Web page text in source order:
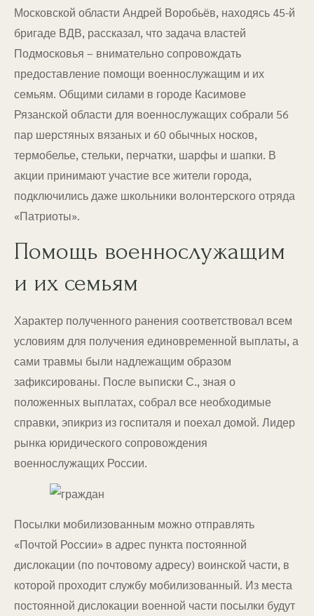
Московской области Андрей Воробьёв, находясь 45-й
бригаде ВДВ, рассказал, что задача властей
Подмосковья – внимательно сопровождать
предоставление помощи военнослужащим и их
семьям. Общими силами в городе Касимове
Рязанской области для военнослужащих собрали 56
пар шерстяных вязаных и 60 обычных носков,
термобелье, стельки, перчатки, шарфы и шапки. В
акции принимают участие все жители города,
подключились даже школьники волонтерского отряда
«Патриоты».
Помощь военнослужащим
и их семьям
Характер полученного ранения соответствовал всем
условиям для получения единовременной выплаты, а
сами травмы были надлежащим образом
зафиксированы. После выписки С., зная о
положенных выплатах, собрал все необходимые
справки, эпикриз из госпиталя и поехал домой. Лидер
рынка юридического сопровождения
военнослужащих России.
Посылки мобилизованным можно отправлять
«Почтой России» в адрес пункта постоянной
дислокации (по почтовому адресу) воинской части, в
которой проходит службу мобилизованный. Из места
постоянной дислокации военной части посылки будут